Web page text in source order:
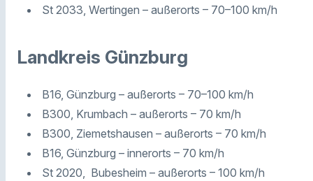
St 2033, Wertingen – außerorts – 70–100 km/h
Landkreis Günzburg
B16, Günzburg – außerorts – 70–100 km/h
B300, Krumbach – außerorts – 70 km/h
B300, Ziemetshausen – außerorts – 70 km/h
B16, Günzburg – innerorts – 70 km/h
St 2020, Bubesheim – außerorts – 100 km/h